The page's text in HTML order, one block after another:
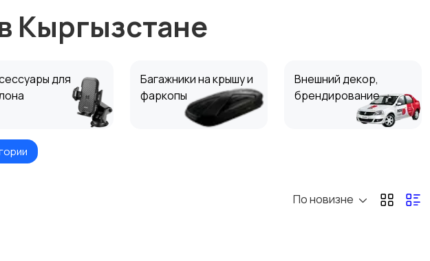
Кыргызстане
для
Багажники на крышу и
фаркопы
Внешний декор,
брендирование
накладки и
По новизне